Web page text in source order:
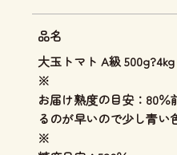
品名
大玉トマト A級 500g?4kg
※
お届け熟度の目安：80
るのが早いので少し青い
※